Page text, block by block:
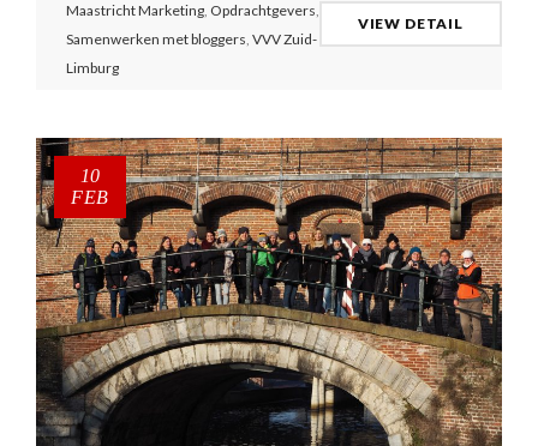
Maastricht Marketing, Opdrachtgevers,
Samenwerken met bloggers, VVV Zuid-
Limburg
VIEW DETAIL
10
FEB